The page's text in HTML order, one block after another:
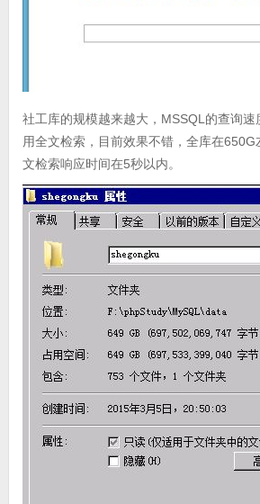
社工库的规模越来越大，MSSQL的查询速
用全文检索，目前效果不错，全库在
文检索响应时间在5秒以内。